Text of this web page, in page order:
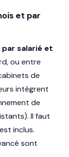
et par
salarié et
ou entre
de
intègrent
de
Il faut
inclus.
sont